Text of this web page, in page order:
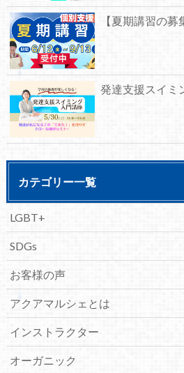
【夏期講習の
発達支援スイミ
カテゴリー一覧
LGBT+
SDGs
お客様の声
アクアマルシェとは
インストラクター
オーガニック